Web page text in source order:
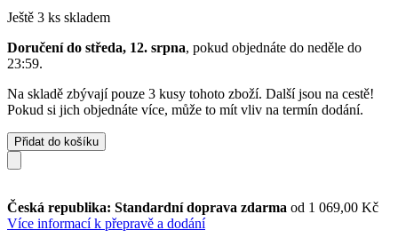
Ještě 3 ks skladem
Doručení do středa, 12. srpna, pokud objednáte do neděle do
23:59.
Na skladě zbývají pouze 3 kusy tohoto zboží. Další jsou na cestě!
Pokud si jich objednáte více, může to mít vliv na termín dodání.
Přidat do košíku
Česká republika: Standardní doprava zdarma od 1 069,00 Kč
Více informací k přepravě a dodání